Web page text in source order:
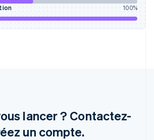
100%
lancer ? Contactez-
un compte.